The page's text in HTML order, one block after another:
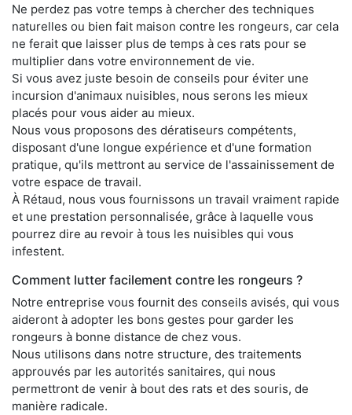
Ne perdez pas votre temps à chercher des techniques
naturelles ou bien fait maison contre les rongeurs, car cela
ne ferait que laisser plus de temps à ces rats pour se
multiplier dans votre environnement de vie.
Si vous avez juste besoin de conseils pour éviter une
incursion d'animaux nuisibles, nous serons les mieux
placés pour vous aider au mieux.
Nous vous proposons des dératiseurs compétents,
disposant d'une longue expérience et d'une formation
pratique, qu'ils mettront au service de l'assainissement de
votre espace de travail.
À Rétaud, nous vous fournissons un travail vraiment rapide
et une prestation personnalisée, grâce à laquelle vous
pourrez dire au revoir à tous les nuisibles qui vous
infestent.
Comment lutter facilement contre les rongeurs ?
Notre entreprise vous fournit des conseils avisés, qui vous
aideront à adopter les bons gestes pour garder les
rongeurs à bonne distance de chez vous.
Nous utilisons dans notre structure, des traitements
approuvés par les autorités sanitaires, qui nous
permettront de venir à bout des rats et des souris, de
manière radicale.